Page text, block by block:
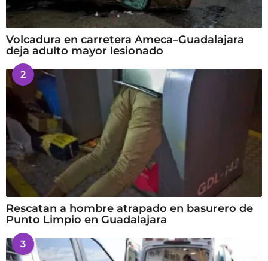
Volcadura en carretera Ameca–Guadalajara
deja adulto mayor lesionado
2
Rescatan a hombre atrapado en basurero de
Punto Limpio en Guadalajara
3